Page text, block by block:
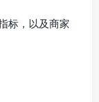
标，以及商家